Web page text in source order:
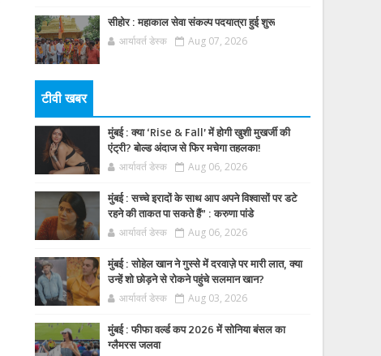
सीहोर : महाकाल सेवा संकल्प पदयात्रा हुई शुरू
आर्यावर्त डेस्क Aug 07, 2026
टीवी खबर
मुंबई : क्या ‘Rise & Fall’ में होगी खुशी मुखर्जी की
एंट्री? बोल्ड अंदाज से फिर मचेगा तहलका!
आर्यावर्त डेस्क Aug 06, 2026
मुंबई : सच्चे इरादों के साथ आप अपने विश्वासों पर डटे
रहने की ताकत पा सकते हैं” : करुणा पांडे
आर्यावर्त डेस्क Aug 06, 2026
मुंबई : सोहेल खान ने गुस्से में दरवाज़े पर मारी लात, क्या
उन्हें शो छोड़ने से रोकने पहुंचे सलमान खान?
आर्यावर्त डेस्क Aug 03, 2026
मुंबई : फीफा वर्ल्ड कप 2026 में सोनिया बंसल का
ग्लैमरस जलवा